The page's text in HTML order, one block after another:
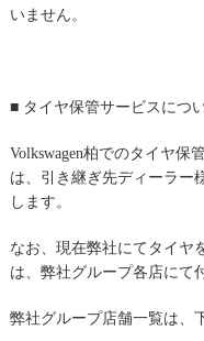
いません。
■ タイヤ保管サービスにつ
Volkswagen柏でのタイヤ保
は、引き継ぎ先ディーラー
します。
なお、現在弊社にてタイヤ
は、弊社グループ各店にて
弊社グループ店舗一覧は、